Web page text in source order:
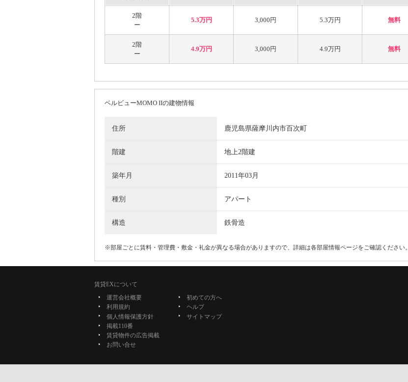
2階
ー
5.3万円 3,000円 5.3万円 無料
2階
ー
4.9万円 3,000円 4.9万円 無料
ベルビューMOMO IIの建物情報
住所 鹿児島県薩摩川内市百次町
階建 地上2階建
築年月 2011年03月
種別 アパート
構造 鉄骨造
※部屋ごとに賃料・管理費・敷金・礼金が異なる場合がありますので、詳細は各部屋情報ページをご確認ください。
賃貸EXについて
運営会社概要
利用規約
個人情報保護方針
掲載110番
賃貸物件の広告掲載
お問い合せ
初めての方へ
ヘルプ
サイトマップ